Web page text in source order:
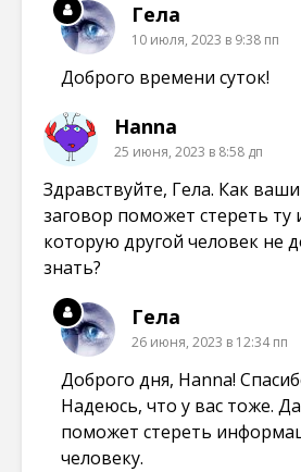
Гела
10 июля, 2023 в 9:38 пп
Доброго времени суток!
Hanna
25 июня, 2023 в 8:58 дп
Здравствуйте, Гела. Как
заговор поможет стереть
которую другой человек не
знать?
Гела
26 июня, 2023 в 12:34 пп
Доброго дня, Hanna!
Надеюсь, что у вас тоже.
поможет стереть
человеку.